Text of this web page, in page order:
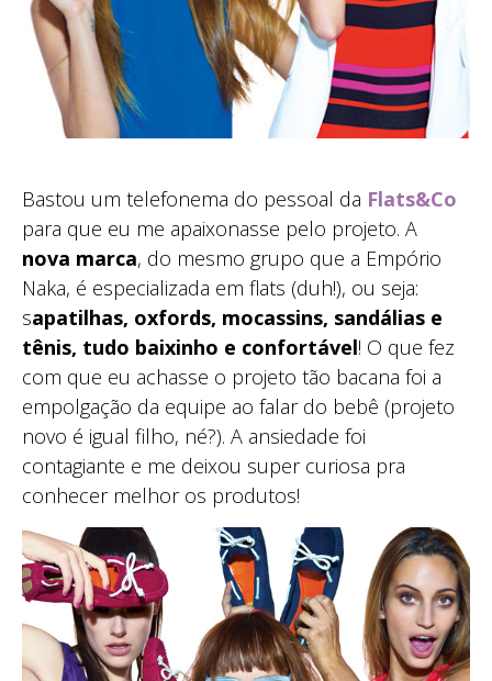
Bastou um telefonema do pessoal da Flats&Co
para que eu me apaixonasse pelo projeto. A
nova marca, do mesmo grupo que a Empório
Naka, é especializada em flats (duh!), ou seja:
sapatilhas, oxfords, mocassins, sandálias e
tênis, tudo baixinho e confortável! O que fez
com que eu achasse o projeto tão bacana foi a
empolgação da equipe ao falar do bebê (projeto
novo é igual filho, né?). A ansiedade foi
contagiante e me deixou super curiosa pra
conhecer melhor os produtos!